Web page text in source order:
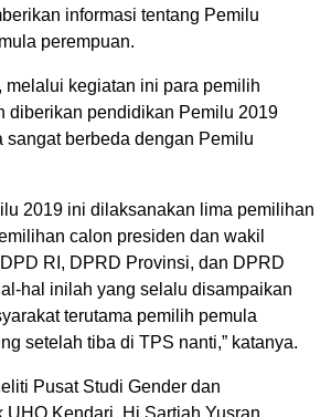
informasi tentang Pemilu
perempuan.
melalui kegiatan ini para pemilih
diberikan pendidikan Pemilu 2019
sangat berbeda dengan Pemilu
2019 ini dilaksanakan lima pemilihan
calon presiden dan wakil
RI, DPRD Provinsi, dan DPRD
hal inilah yang selalu disampaikan
terutama pemilih pemula
setelah tiba di TPS nanti,” katanya.
Pusat Studi Gender dan